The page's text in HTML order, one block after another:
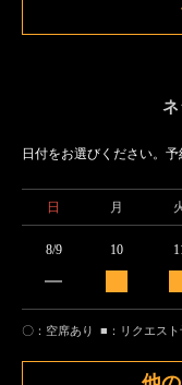
ネ
日付をお選びください。
日 月
8/9 10
〇：空席あり ■：リクエスト